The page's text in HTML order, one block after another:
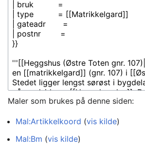
Maler som brukes på denne siden:
Mal:Artikkelkoord (vis kilde)
Mal:Bm (vis kilde)